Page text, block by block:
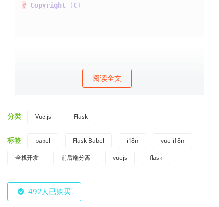
# Copyright (C)
阅读全文
分类: Vue.js Flask
标签: babel Flask-Babel i18n vue-i18n
全栈开发 前后端分离 vuejs flask
492人已购买